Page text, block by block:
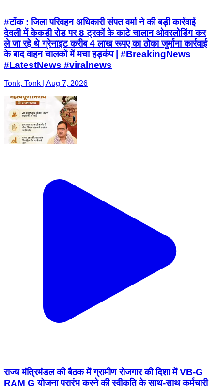
#टोंक : जिला परिवहन अधिकारी संपत वर्मा ने की बड़ी कार्रवाई
देवली में केकडी रोड पर 8 ट्रकों के काटे चालान ओवरलोडिंग कर
ले जा रहे थे ग्रेनाइट करीब 4 लाख रूपए का ठोका जुर्माना कार्रवाई
के बाद वाहन चालकों में मचा हड़कंप | #BreakingNews
#LatestNews #viralnews
Tonk, Tonk | Aug 7, 2026
राज्य मंत्रिमंडल की बैठक में ग्रामीण रोजगार की दिशा में VB-G
RAM G योजना प्रारंभ करने की स्वीकृति के साथ-साथ कर्मचारी